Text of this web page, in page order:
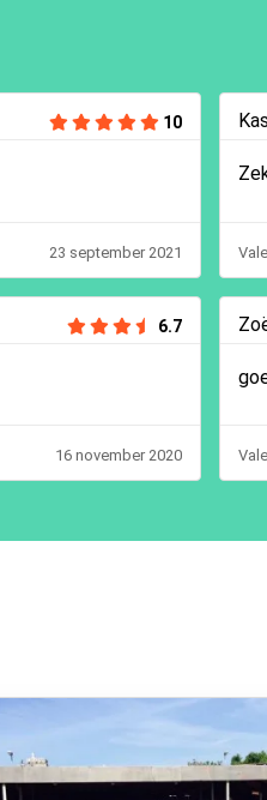
10
23 september 2021
6.7
16 november 2020